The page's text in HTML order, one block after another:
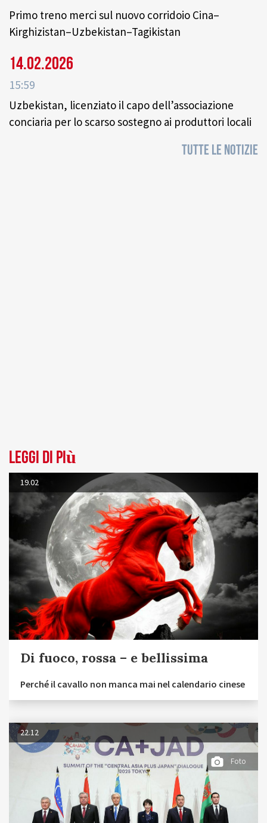
Primo treno merci sul nuovo corridoio Cina–
Kirghizistan–Uzbekistan–Tagikistan
14.02.2026
15:59
Uzbekistan, licenziato il capo dell’associazione
conciaria per lo scarso sostegno ai produttori locali
TUTTE LE NOTIZIE
Leggi di più
19.02
Di fuoco, rossa – e bellissima
Perché il cavallo non manca mai nel calendario cinese
22.12
Foto